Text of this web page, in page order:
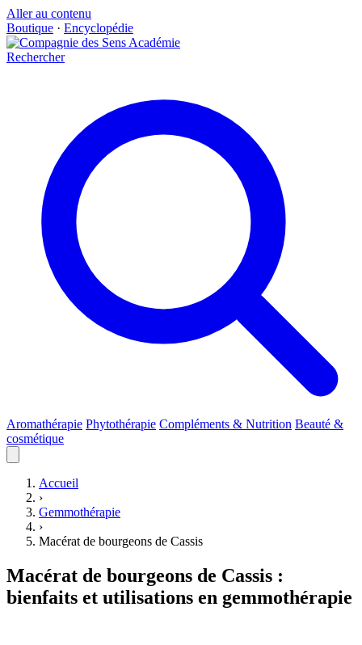
Aller au contenu
Boutique · Encyclopédie
Rechercher
Aromathérapie Phytothérapie Compléments & Nutrition Beauté &
cosmétique
Accueil
›
Gemmothérapie
›
Macérat de bourgeons de Cassis
Macérat de bourgeons de Cassis :
bienfaits et utilisations en gemmothérapie